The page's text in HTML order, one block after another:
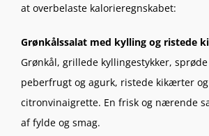
at overbelaste kalorieregnskabet:
Grønkålssalat med kylling og ristede
Grønkål, grillede kyllingestykker,
peberfrugt og agurk, ristede kikærter
citronvinaigrette. En frisk og nærende
af fylde og smag.